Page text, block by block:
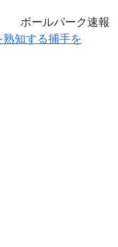
ボールパーク速報
熟知する捕手を